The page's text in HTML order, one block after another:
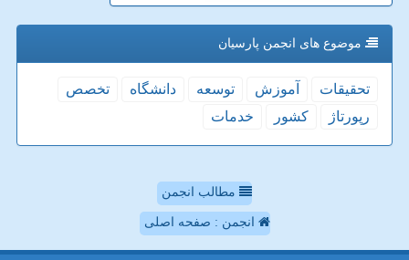
موضوع های انجمن پارسیان
تحقیقات آموزش توسعه دانشگاه
تخصص
رپورتاژ
كشور خدمات
مطالب انجمن
انجمن : صفحه اصلی